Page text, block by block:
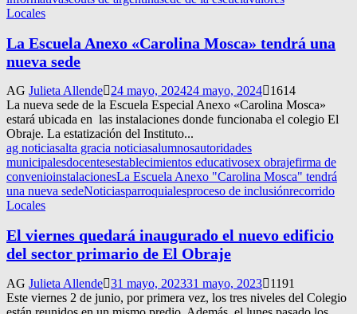
Locales
La Escuela Anexo «Carolina Mosca» tendrá una
nueva sede
AG Julieta Allende 24 mayo, 202424 mayo, 2024
1614
La nueva sede de la Escuela Especial Anexo «Carolina Mosca»
estará ubicada en las instalaciones donde funcionaba el colegio El
Obraje. La estatización del Instituto...
ag noticiasalta gracia noticiasalumnosautoridades
municipalesdocentesestablecimientos educativosex obrajefirma de
convenioinstalacionesLa Escuela Anexo "Carolina Mosca" tendrá
una nueva sedeNoticiasparroquialesproceso de inclusiónrecorrido
Locales
El viernes quedará inaugurado el nuevo edificio
del sector primario de El Obraje
AG Julieta Allende 31 mayo, 202331 mayo, 2023
1191
Este viernes 2 de junio, por primera vez, los tres niveles del Colegio